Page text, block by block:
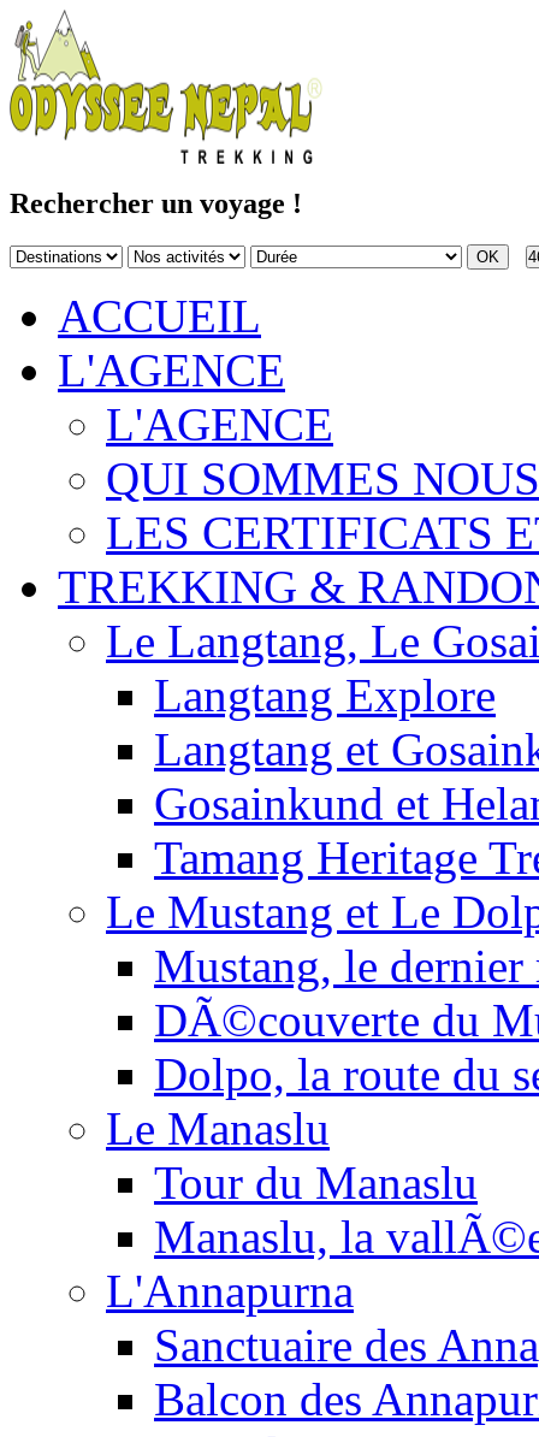
Rechercher un voyage !
ACCUEIL
L'AGENCE
L'AGENCE
QUI SOMMES
LES CERTIFICATS
TREKKING &
Le Langtang, Le
Langtang Explore
Langtang et
Gosainkund et
Tamang Heritage
Le Mustang et Le
Mustang, le
DÃ©couverte du
Dolpo, la route du
Le Manaslu
Tour du Manaslu
Manaslu, la
L'Annapurna
Sanctuaire des
Balcon des